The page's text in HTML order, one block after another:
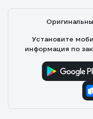
Установите
информация по